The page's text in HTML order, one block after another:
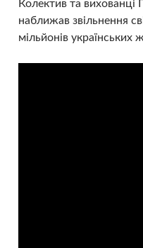
Колектив та вихованці
наближав звільнення
мільйонів українських